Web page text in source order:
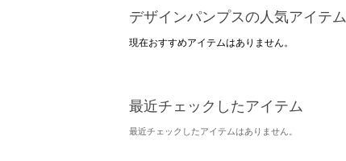
デザインパンプスの人気アイテム
現在おすすめアイテムはありません。
最近チェックしたアイテム
最近チェックしたアイテムはありません。